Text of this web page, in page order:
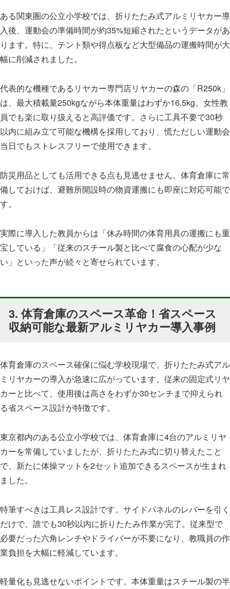
ある関東圏の公立小学校では、折りたたみ式アルミリヤカー導
入後、運動会の準備時間が約35%短縮されたというデータがあ
ります。特に、テント類や得点板など大型備品の運搬時間が大
幅に削減されました。
代表的な機種であるリヤカー専門店リヤカーの森の「R250k」
は、最大積載量250kgながら本体重量はわずか16.5kg。女性教
員でも楽に取り扱えると高評価です。さらに工具不要で30秒
以内に組み立て可能な機構を採用しており、慌ただしい運動会
当日でもストレスフリーで使用できます。
防災用品としても活用できる点も見逃せません。体育倉庫に常
備しておけば、避難所開設時の物資運搬にも即座に対応可能で
す。
実際に導入した教員からは「休み時間の体育用具の運搬にも重
宝している」「従来のスチール製と比べて腐食の心配が少な
い」といった声が続々と寄せられています。
3. 体育倉庫のスペース革命！省スペース
収納可能な最新アルミリヤカー導入事例
体育倉庫のスペース確保に悩む学校現場で、折りたたみ式アル
ミリヤカーの導入が急速に広がっています。従来の固定式リヤ
カーと比べて、使用後は高さをわずか30センチまで抑えられ
る省スペース設計が特徴です。
東京都内のある公立小学校では、体育倉庫に4台のアルミリヤ
カーを常備していましたが、折りたたみ式に切り替えたこと
で、新たに体操マットを2セット追加できるスペースが生まれ
ました。
特筆すべきは工具レス設計です。サイドパネルのレバーを引く
だけで、誰でも30秒以内に折りたたみ作業が完了。従来型で
必要だった六角レンチやドライバーが不要になり、教職員の作
業負担を大幅に軽減しています。
軽量化も見逃せないポイントです。本体重量はスチール製の半